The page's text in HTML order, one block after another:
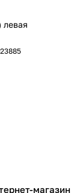
магазин